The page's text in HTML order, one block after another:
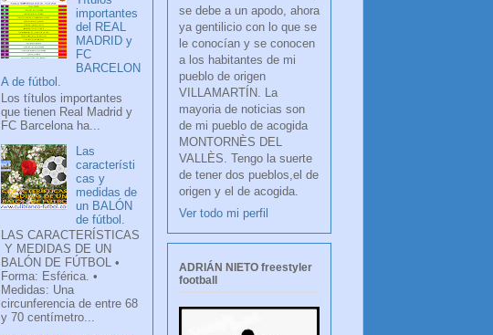
importantes
del REAL
MADRID y
FC
BARCELON
A de fútbol.
Los títulos importantes
que tienen Real Madrid y
FC Barcelona ha...
Las
característi
cas y
medidas de
un BALÓN
de fútbol.
LAS CARACTERÍSTICAS
Y MEDIDAS DE UN
BALÓN DE FÚTBOL •
Forma: Esférica. •
Medidas: Una
circunferencia de entre 68
y 70 centímetro...
se debe a un apodo, ahora
ya gentilicio con lo que se
le conocían y se conocen
a los habitantes de mi
pueblo de origen
VILLAMARTÍN. La
mayoria de noticias son
de mi pueblo de acogida
MONTORNÈS DEL
VALLÈS. Tengo la suerte
de tener dos pueblos,el de
origen y el de acogida.
Ver todo mi perfil
ADRIÁN NIETO freestyler
football